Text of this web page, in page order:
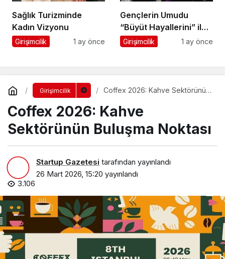
Sağlık Turizminde
Kadın Vizyonu
Girişimcilik 1 ay önce
Gençlerin Umudu
“Büyüt Hayallerini” ile
267 Genç Daha
Girişimcilik 1 ay önce
Girişimcilik
Coffex 2026: Kahve Sektörünün
Coffex 2026: Kahve
Sektörünün Buluşma Noktası
Startup Gazetesi tarafından yayınlandı
26 Mart 2026, 15:20 yayınlandı
3.106